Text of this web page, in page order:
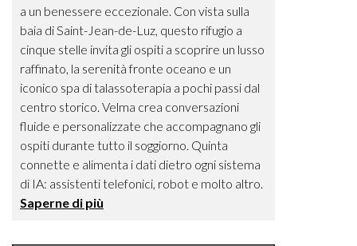
a un benessere eccezionale. Con vista sulla
baia di Saint-Jean-de-Luz, questo rifugio a
cinque stelle invita gli ospiti a scoprire un lusso
raffinato, la serenità fronte oceano e un
iconico spa di talassoterapia a pochi passi dal
centro storico. Velma crea conversazioni
fluide e personalizzate che accompagnano gli
ospiti durante tutto il soggiorno. Quinta
connette e alimenta i dati dietro ogni sistema
di IA: assistenti telefonici, robot e molto altro.
Saperne di più